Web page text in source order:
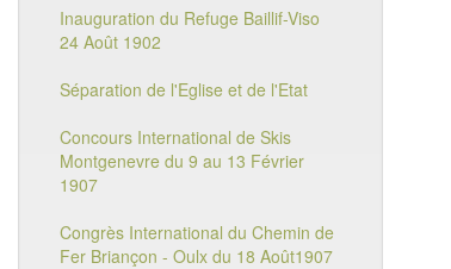
Inauguration du Refuge Baillif-Viso
24 Août 1902
Séparation de l'Eglise et de l'Etat
Concours International de Skis
Montgenevre du 9 au 13 Février
1907
Congrès International du Chemin de
Fer Briançon - Oulx du 18 Août1907